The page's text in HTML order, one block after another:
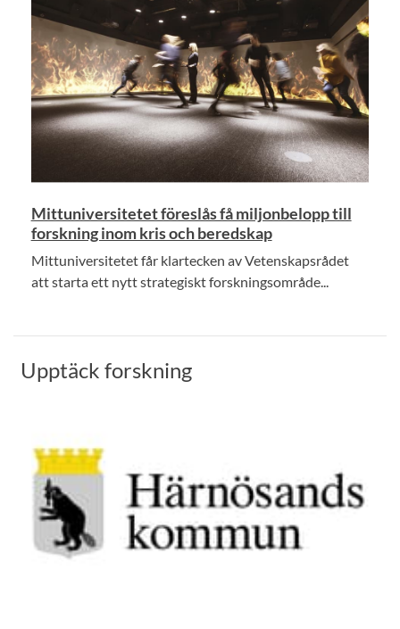
Mittuniversitetet föreslås få miljonbelopp till
forskning inom kris och beredskap
Mittuniversitetet får klartecken av Vetenskapsrådet
att starta ett nytt strategiskt forskningsområde...
Upptäck forskning